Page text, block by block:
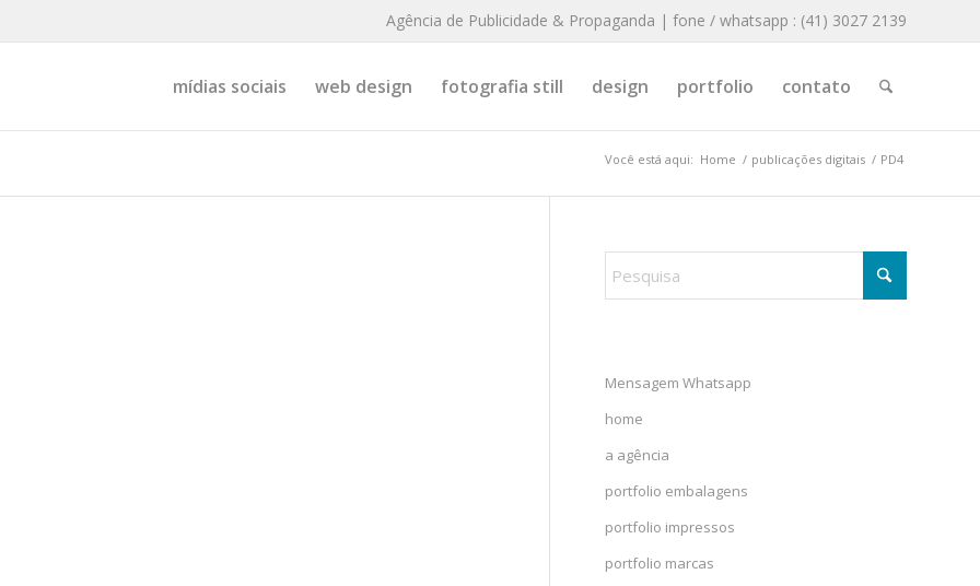
Agência de Publicidade & Propaganda | fone / whatsapp : (41) 3027 2139
mídias sociais web design fotografia still design portfolio contato
Você está aqui: Home / publicações digitais / PD4
Mensagem Whatsapp
home
a agência
portfolio embalagens
portfolio impressos
portfolio marcas